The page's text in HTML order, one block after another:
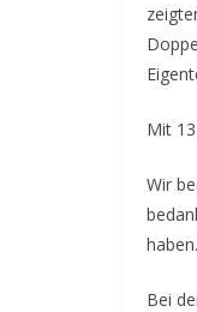
Mit
Wir
Bei